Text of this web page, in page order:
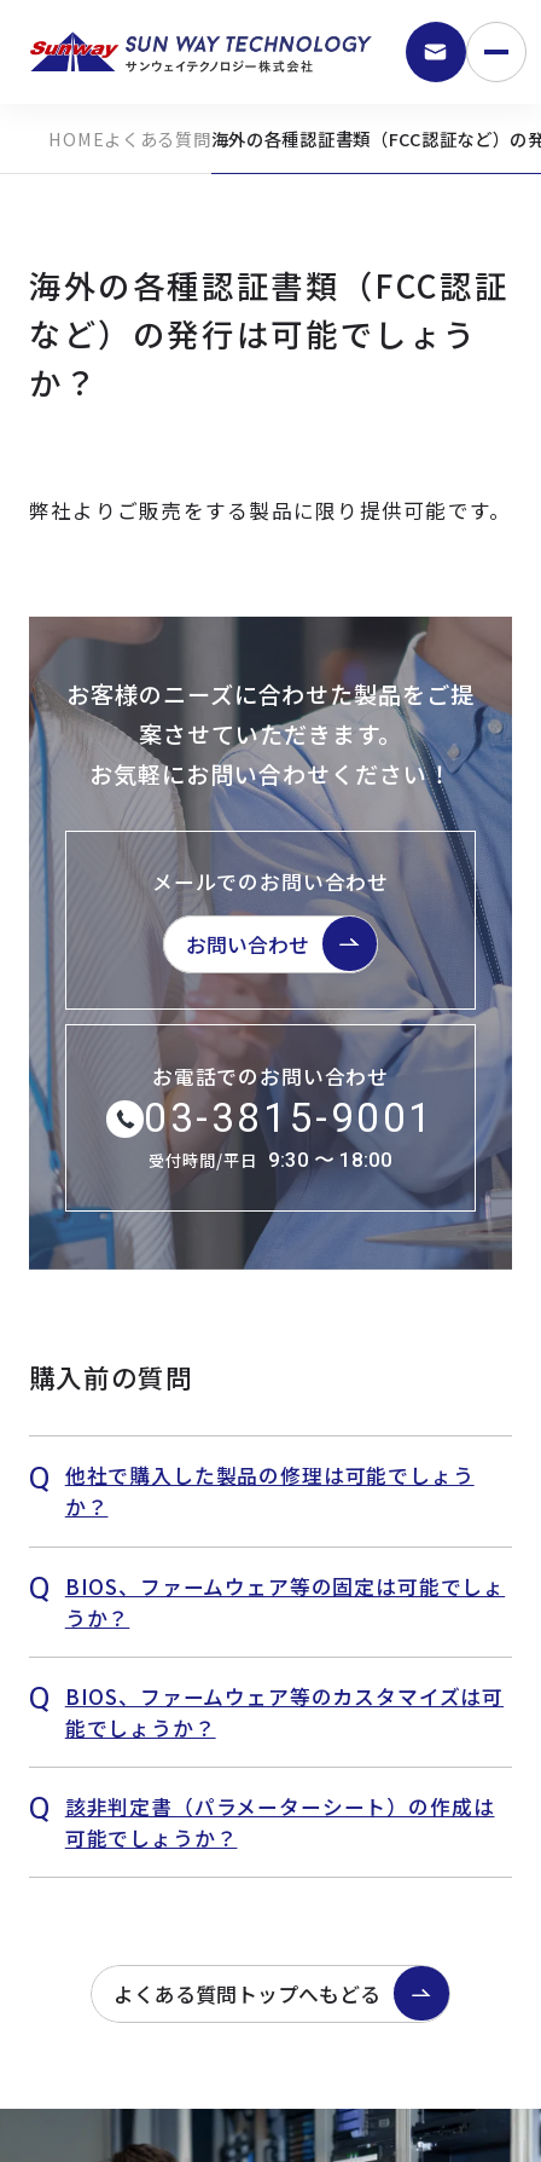
技術情報
よくある質問
採用情報
取扱メーカー
サービス
事例
サポート
会社案内
よくある質問海外の各種認証書類（FCC認証など）の
海外の各種認証書類（FCC認証
など）の発行は可能でしょう
か？
弊社よりご販売をする製品に限り提供可能です。
お客様のニーズに合わせた製品をご提
案させていただきます。
お気軽にお問い合わせください！
メールでのお問い合わせ
お問い合わせ
お電話でのお問い合わせ
03-3815-9001
受付時間/平日 9:30 〜 18:00
購入前の質問
他社で購入した製品の修理は可能でしょう
か？
BIOS、ファームウェア等の固定は可能でしょ
うか？
BIOS、ファームウェア等のカスタマイズは可
能でしょうか？
該非判定書（パラメーターシート）の作成は
可能でしょうか？
よくある質問トップへもどる